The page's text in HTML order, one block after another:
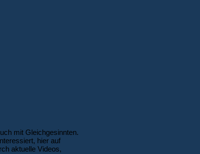
mit Gleichgesinnten.
hier auf
aktuelle Videos,